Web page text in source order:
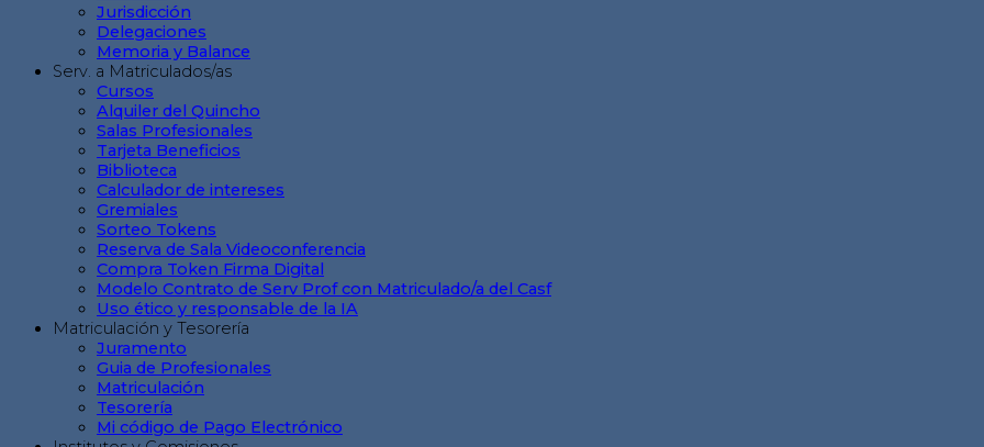
Jurisdicción
Delegaciones
Memoria y Balance
Serv. a Matriculados/as
Cursos
Alquiler del Quincho
Salas Profesionales
Tarjeta Beneficios
Biblioteca
Calculador de intereses
Gremiales
Sorteo Tokens
Reserva de Sala Videoconferencia
Compra Token Firma Digital
Modelo Contrato de Serv Prof con Matriculado/a del Casf
Uso ético y responsable de la IA
Matriculación y Tesorería
Juramento
Guia de Profesionales
Matriculación
Tesorería
Mi código de Pago Electrónico